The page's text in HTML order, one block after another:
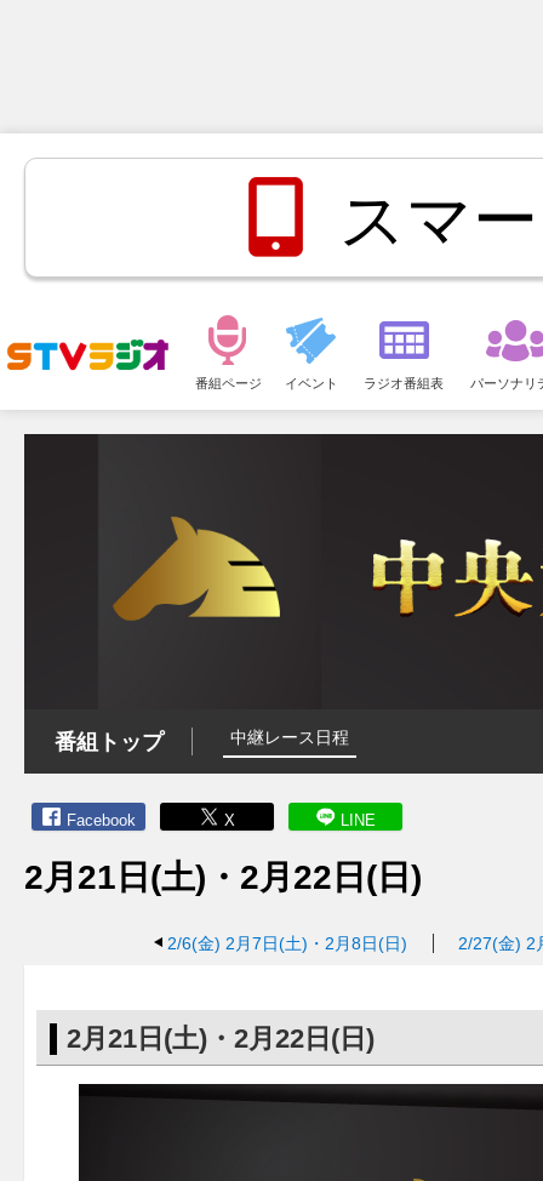
スマ
ュ
番組ページ イベント ラジオ番組表 パーソナリ
番組トップ 中継レース日程
Facebook X LINE
2月21日(土)・2月22日(日)
2/6(金) 2月7日(土)・2月8日(日) 2/27(金) 2
2月21日(土)・2月22日(日)